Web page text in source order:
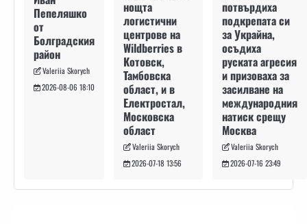
Пепеляшко
от
Болградския
район
Valeriia Skorych
2026-08-06 18:10
нощта
логистични
центрове на
Wildberries в
Котовск,
Тамбовска
област, и в
Електростал,
Московска
област
Valeriia Skorych
2026-07-18 13:56
потвърдиха
подкрепата си
за Украйна,
осъдиха
руската агресия
и призоваха за
засилване на
международния
натиск срещу
Москва
Valeriia Skorych
2026-07-16 23:49